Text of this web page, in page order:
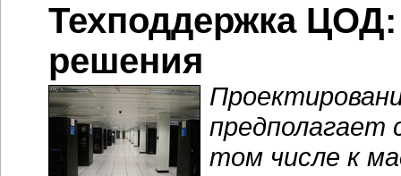
Техподдержка ЦОД:
решения
предполагает
том числе к